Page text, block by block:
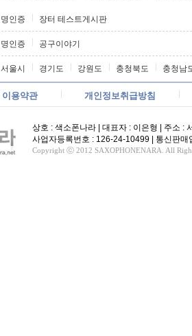
인증 장터 테스트게시판
인증 공구이야기
서울시 경기도 강원도 충청북도 충청남
이용약관 개인정보취급방침
상호 : 색소폰나라 | 대표자 : 이은형 | 주소
사업자등록번호 : 126-24-10499 | 통신판
Copyright ⓒ 2012 SAXOPHONENARA. All